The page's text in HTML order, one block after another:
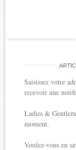
Saisissez votre
recevoir une
Ladies &
moment.
Voulez-vous en